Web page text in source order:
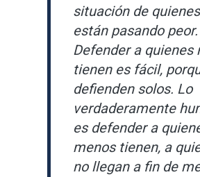
situación de
están pasando peor.
Defender a quienes
tienen es fácil,
defienden solos. Lo
verdaderamente
es defender a
menos tienen, a
no llegan a fin de